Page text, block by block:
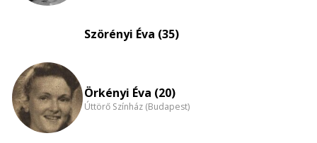
Szörényi Éva (35)
Örkényi Éva (20)
Úttörő Színház (Budapest)